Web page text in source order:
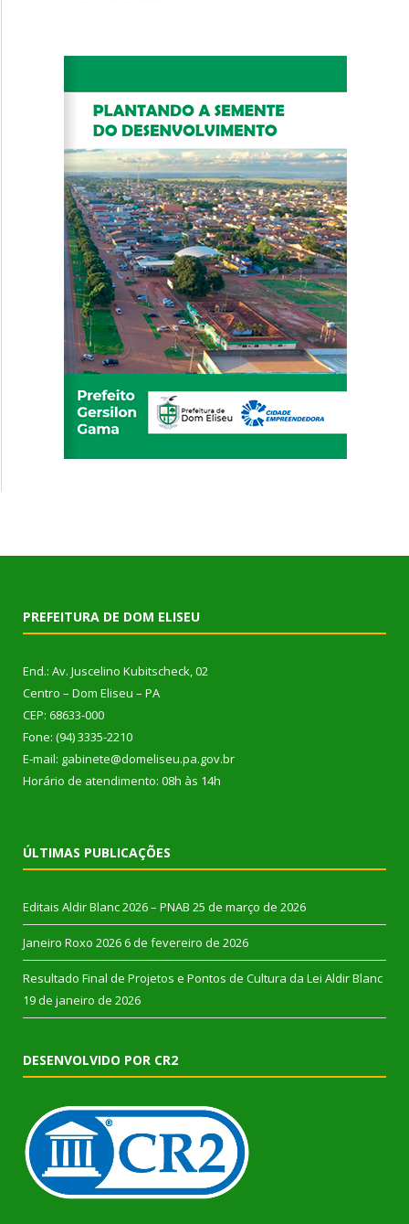
PREFEITURA DE DOM ELISEU
End.: Av. Juscelino Kubitscheck, 02
Centro – Dom Eliseu – PA
CEP: 68633-000
Fone: (94) 3335-2210
E-mail: gabinete@domeliseu.pa.gov.br
Horário de atendimento: 08h às 14h
ÚLTIMAS PUBLICAÇÕES
Editais Aldir Blanc 2026 – PNAB 25 de março de 2026
Janeiro Roxo 2026 6 de fevereiro de 2026
Resultado Final de Projetos e Pontos de Cultura da Lei Aldir Blanc
19 de janeiro de 2026
DESENVOLVIDO POR CR2